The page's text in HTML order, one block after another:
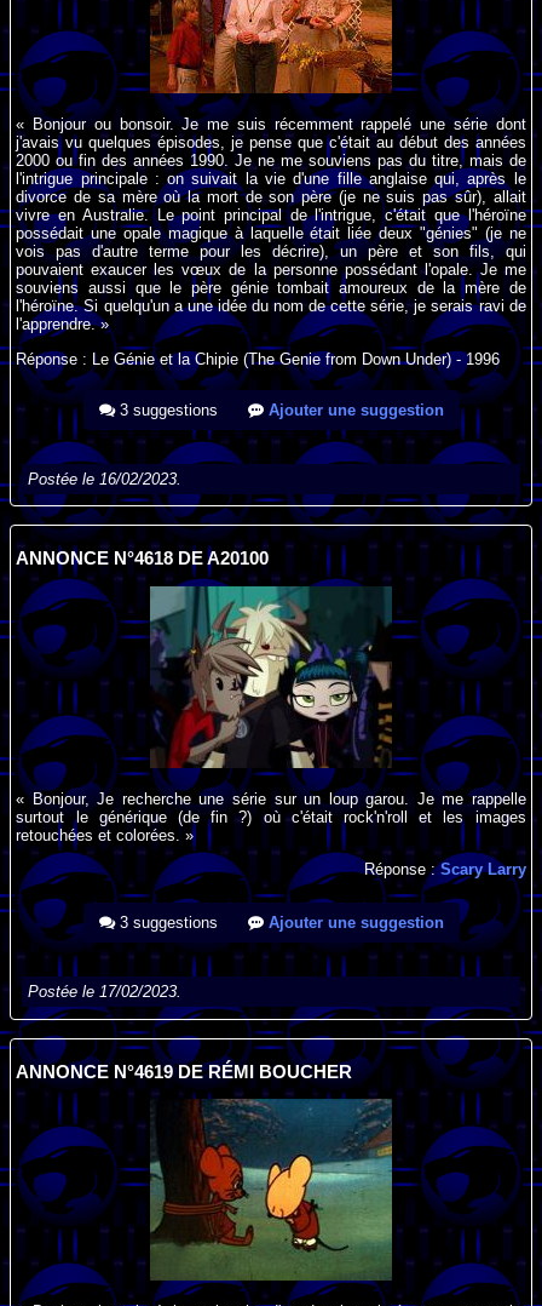
« Bonjour ou bonsoir. Je me suis récemment rappelé une série dont
j'avais vu quelques épisodes, je pense que c'était au début des années
2000 ou fin des années 1990. Je ne me souviens pas du titre, mais de
l'intrigue principale : on suivait la vie d'une fille anglaise qui, après le
divorce de sa mère où la mort de son père (je ne suis pas sûr), allait
vivre en Australie. Le point principal de l'intrigue, c'était que l'héroïne
possédait une opale magique à laquelle était liée deux "génies" (je ne
vois pas d'autre terme pour les décrire), un père et son fils, qui
pouvaient exaucer les vœux de la personne possédant l'opale. Je me
souviens aussi que le père génie tombait amoureux de la mère de
l'héroïne. Si quelqu'un a une idée du nom de cette série, je serais ravi de
l'apprendre. »
Réponse : Le Génie et la Chipie (The Genie from Down Under) - 1996
3 suggestions Ajouter une suggestion
Postée le 16/02/2023.
ANNONCE N°4618 DE A20100
« Bonjour, Je recherche une série sur un loup garou. Je me rappelle
surtout le générique (de fin ?) où c'était rock'n'roll et les images
retouchées et colorées. »
Réponse :Scary Larry
3 suggestions Ajouter une suggestion
Postée le 17/02/2023.
ANNONCE N°4619 DE RÉMI BOUCHER